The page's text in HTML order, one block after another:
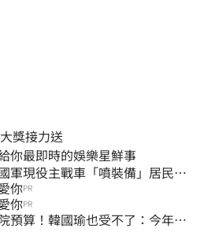
獎接力送
最即時的娛樂星鮮事
軍現役主戰車「噴裝備」居民撿
你PR
你PR
預算！韓國瑜也受不了：今年剩4